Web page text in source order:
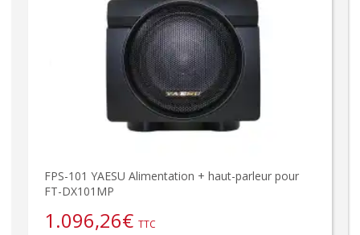
FPS-101 YAESU Alimentation + haut-parleur pour
FT-DX101MP
1.096,26€ TTC